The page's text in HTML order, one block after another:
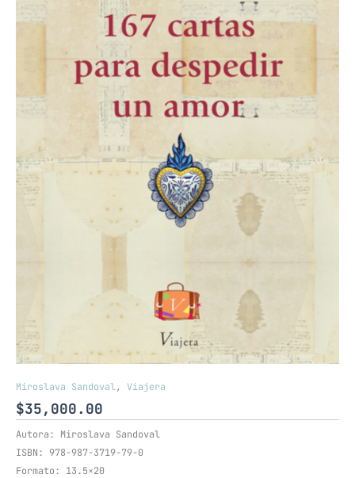
Miroslava Sandoval, Viajera
$35,000.00
Autora: Miroslava Sandoval
ISBN: 978-987-3719-79-0
Formato: 13.5×20